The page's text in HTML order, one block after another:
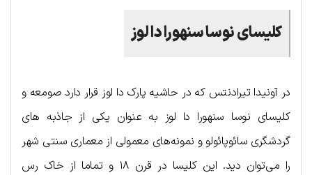
کلیسای نوسا سنهورا دا لوز
در آونیدا تیرادنتس که در حاشیه پارک دا لوز قرار دارد صومعه و
کلیسای نوسا سنهورا دا لوز به عنوان یکی از جاذبه های
گردشگری سائوپائولو و نمونه‌های معمولی از معماری سنتی شهر
را می‌توان دید. این کلیسا در قرن ۱۸ و تماما از خاک رس